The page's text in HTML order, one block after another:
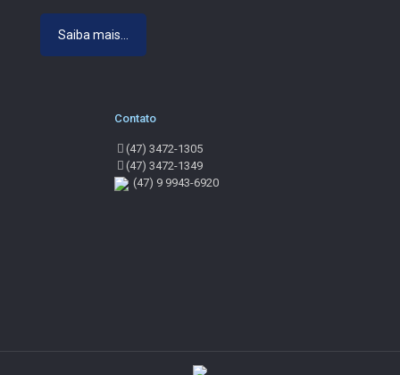
Saiba mais...
Contato
(47) 3472-1305
(47) 3472-1349
(47) 9 9943-6920